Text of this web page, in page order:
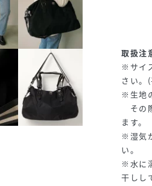
取扱注
※サイ
さい。(
※生地
その
ます。
※湿気
い。
※水に
干しし